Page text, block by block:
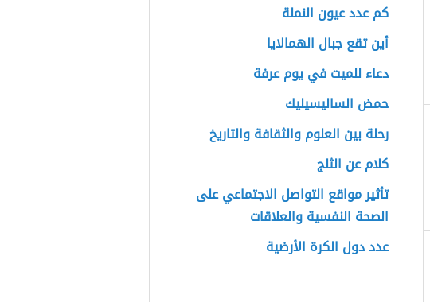
كم عدد عيون النملة
أين تقع جبال الهمالايا
دعاء للميت في يوم عرفة
حمض الساليسيليك
رحلة بين العلوم والثقافة والتاريخ
كلام عن الثلج
تأثير مواقع التواصل الاجتماعي على
الصحة النفسية والعلاقات
عدد دول الكرة الأرضية